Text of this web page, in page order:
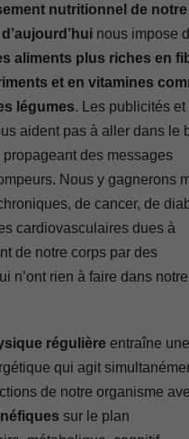
nutritionnel de notre
nous impose
aliments plus riches en
et en vitamines
légumes. Les publicités et
aident pas à aller dans le
des messages
Nous y gagnerons
de cancer, de
cardiovasculaires dues à
de notre corps par des
n’ont rien à faire dans notre
régulière entraîne une
qui agit
de notre organisme
sur le plan